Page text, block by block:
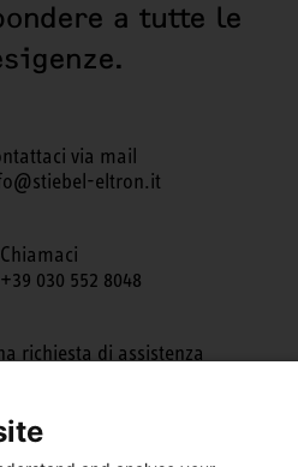
a tutte le
via mail
eltron.it
Chiamaci
+39 030 552 8048
richiesta di assistenza